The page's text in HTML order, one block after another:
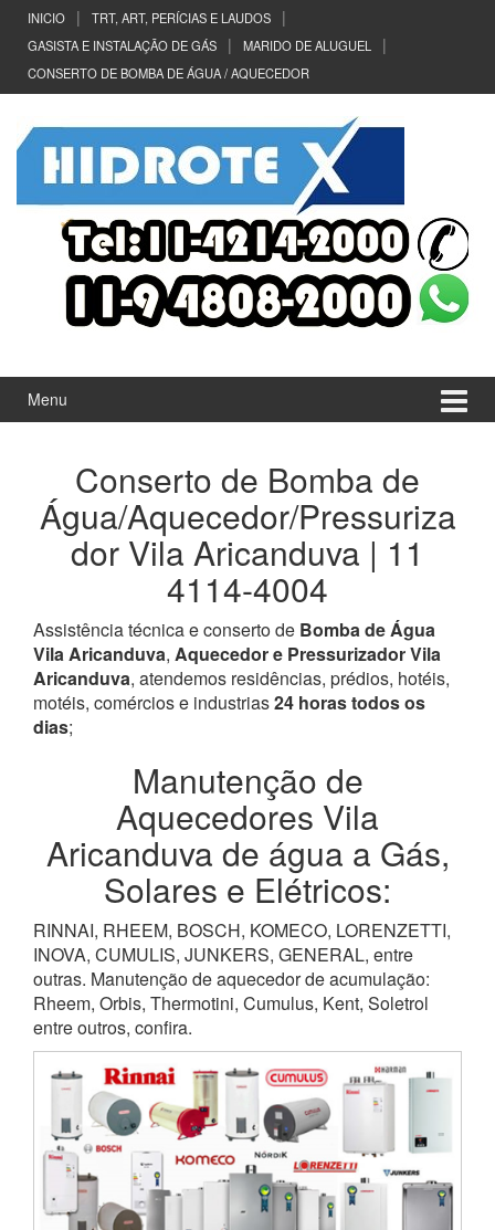
Conteúdo
Pular
menu
principal
INICIO
TRT, ART, PERÍCIAS E LAUDOS
GASISTA E INSTALAÇÃO DE GÁS
MARIDO DE ALUGUEL
CONSERTO DE BOMBA DE ÁGUA / AQUECEDOR
Menu
Conserto de Bomba de
Água/Aquecedor/Pressuriza
dor Vila Aricanduva | 11
4114-4004
Assistência técnica e conserto de Bomba de Água
Vila Aricanduva, Aquecedor e Pressurizador Vila
Aricanduva, atendemos residências, prédios, hotéis,
motéis, comércios e industrias24 horas todos os
dias;
Manutenção de
Aquecedores Vila
Aricanduva de água a Gás,
Solares e Elétricos:
RINNAI, RHEEM, BOSCH, KOMECO, LORENZETTI,
INOVA, CUMULIS, JUNKERS, GENERAL, entre
outras. Manutenção de aquecedor de acumulação:
Rheem, Orbis, Thermotini, Cumulus, Kent, Soletrol
entre outros, confira.